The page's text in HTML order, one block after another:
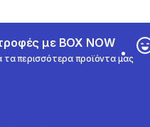
με BOX NOW
τα περισσότερα προϊόντα μας